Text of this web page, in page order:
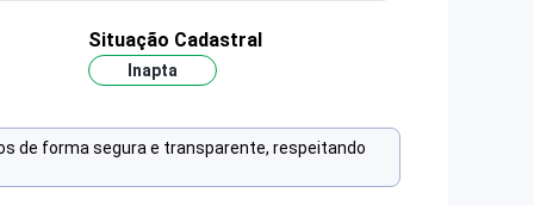
Situação Cadastral
Inapta
de forma segura e transparente, respeitando